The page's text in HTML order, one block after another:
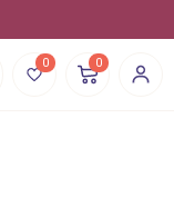
0 0